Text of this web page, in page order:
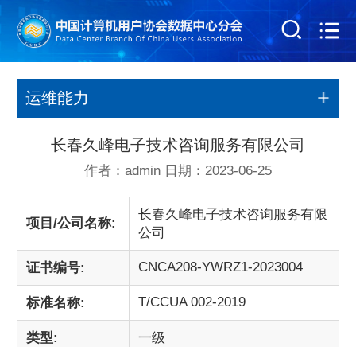
运维能力
长春久峰电子技术咨询服务有限公司
作者：admin 日期：2023-06-25
项目/公司名称:
长春久峰电子技术咨询服务有限
公司
证书编号: CNCA208-YWRZ1-2023004
标准名称: T/CCUA 002-2019
类型: 一级